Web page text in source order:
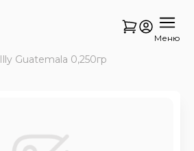
Меню
Illy Guatemala 0,250гр